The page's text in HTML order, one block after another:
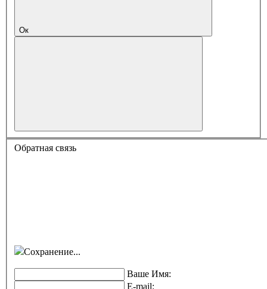
Ок
Обратная связь
Сохранение...
Ваше Имя:
E-mail: